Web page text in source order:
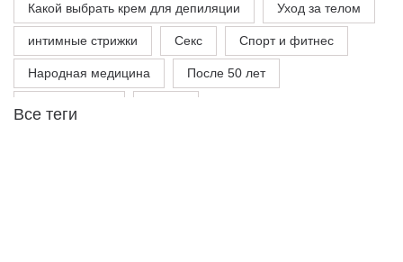
Какой выбрать крем для депиляции Уход за телом
интимные стрижки Секс Спорт и фитнес
Народная медицина После 50 лет